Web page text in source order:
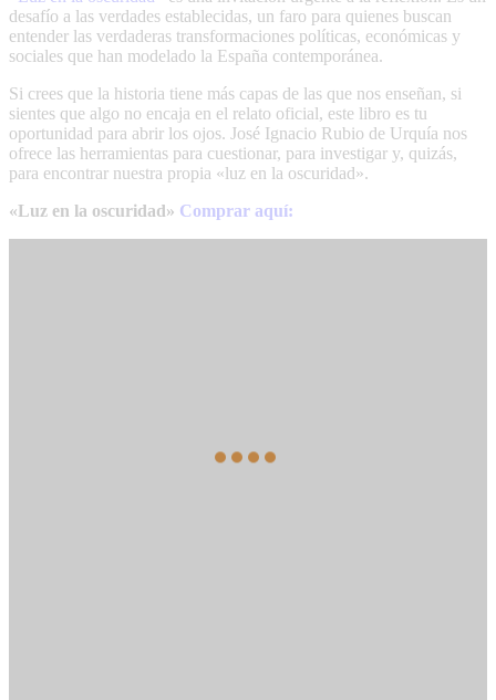
desafío a las verdades establecidas, un faro para quienes buscan
entender las verdaderas transformaciones políticas, económicas y
sociales que han modelado la España contemporánea.
Si crees que la historia tiene más capas de las que nos enseñan, si
sientes que algo no encaja en el relato oficial, este libro es tu
oportunidad para abrir los ojos. José Ignacio Rubio de Urquía nos
ofrece las herramientas para cuestionar, para investigar y, quizás,
para encontrar nuestra propia «luz en la oscuridad».
«Luz en la oscuridad» Comprar aquí: